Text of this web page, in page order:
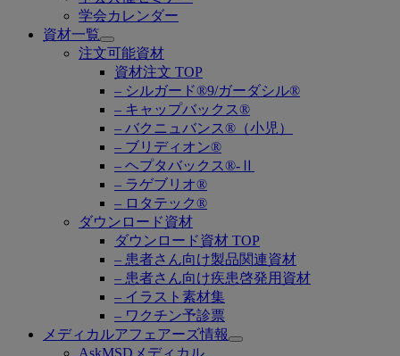
学会カレンダー
資材一覧
Open
submenu
注文可能資材
資材注文 TOP
– シルガード®9/ガーダシル®
– キャップバックス®
– バクニュバンス®（小児）
– ブリディオン®
– ヘプタバックス®-Ⅱ
– ラゲブリオ®
– ロタテック®
ダウンロード資材
ダウンロード資材 TOP
– 患者さん向け製品関連資材
– 患者さん向け疾患啓発用資材
– イラスト素材集
– ワクチン予診票
メディカルアフェアーズ情報
Open
AskMSDメディカル